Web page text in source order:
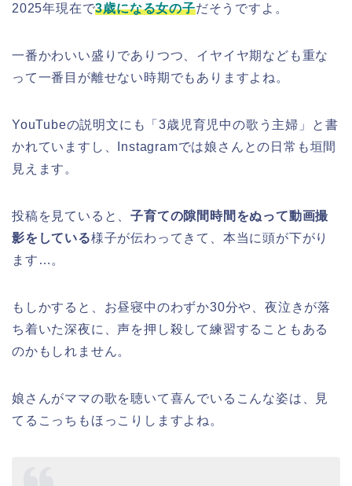
2025年現在で3歳になる女の子だそうですよ。
一番かわいい盛りでありつつ、イヤイヤ期なども重な
って一番目が離せない時期でもありますよね。
YouTubeの説明文にも「3歳児育児中の歌う主婦」と書
かれていますし、Instagramでは娘さんとの日常も垣間
見えます。
投稿を見ていると、子育ての隙間時間をぬって動画撮
影をしている様子が伝わってきて、本当に頭が下がり
ます…。
もしかすると、お昼寝中のわずか30分や、夜泣きが落
ち着いた深夜に、声を押し殺して練習することもある
のかもしれません。
娘さんがママの歌を聴いて喜んでいるこんな姿は、見
てるこっちもほっこりしますよね。